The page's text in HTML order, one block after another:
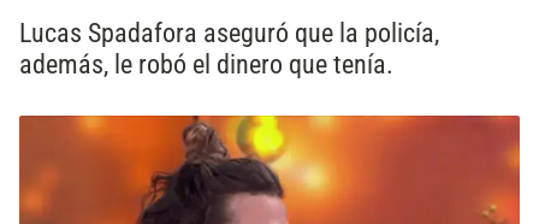
Lucas Spadafora aseguró que la policía,
además, le robó el dinero que tenía.